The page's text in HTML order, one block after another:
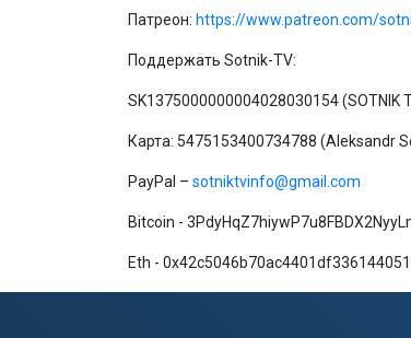
Патреон: https://www.patreon.com/
Поддержать Sotnik-TV:
SK1375000000004028030154 (SOTNIK
Карта: 5475153400734788 (Aleksandr
PayPal – sotniktvinfo@gmail.com
Bitcoin -
Eth -